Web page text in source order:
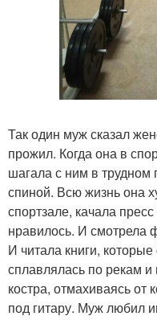
Так один муж сказал
прожил. Когда она в
шагала с ним в
спиной. Всю жизнь она
спортзале, качала
нравилось. И смотрела
И читала книги,
сплавлялась по рекам
костра, отмахиваясь от
под гитару. Муж любил